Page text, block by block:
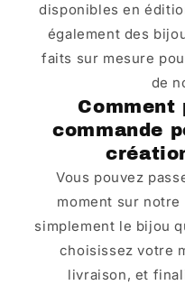
disponibles en
également des
faits sur mesure
de
Comment
commande
Vous pouvez
moment sur
simplement le bijou
choisissez votre
livraison, et